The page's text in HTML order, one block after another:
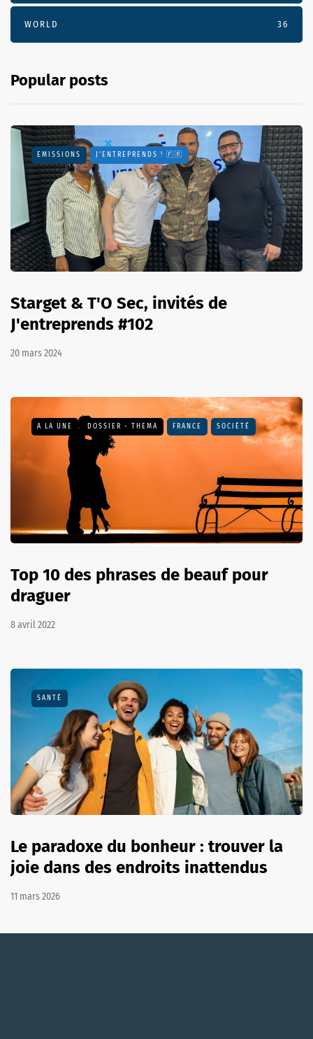
WORLD 36
Popular posts
EMISSIONS J'ENTREPRENDS ! 🇫🇷
Starget & T'O Sec, invités de
J'entreprends #102
20 mars 2024
A LA UNE DOSSIER - THEMA FRANCE SOCIÉTÉ
Top 10 des phrases de beauf pour
draguer
8 avril 2022
SANTÉ
Le paradoxe du bonheur : trouver la
joie dans des endroits inattendus
11 mars 2026